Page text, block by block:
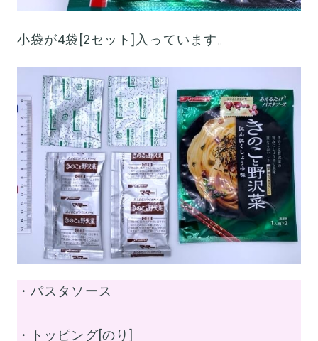
小袋が4袋[2セット]入っています。
・パスタソース
・トッピング[のり]